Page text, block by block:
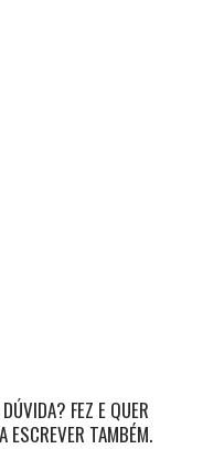
FEZ E QUER
ESCREVER TAMBÉM.